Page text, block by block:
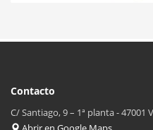
Contacto
C/ Santiago, 9 – 1ª planta - 47001